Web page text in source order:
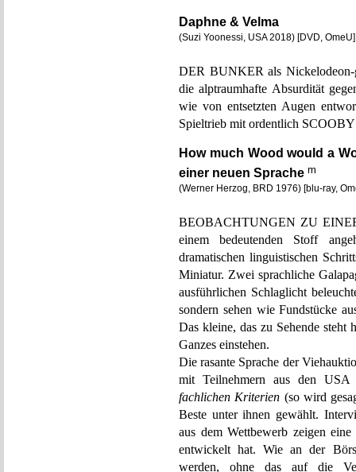
Daphne & Velma
(Suzi Yoonessi, USA 2018) [DVD, OmeU]
DER BUNKER als
die alptraumhafte Absurdität
wie von entsetzten Augen
Spieltrieb mit ordentlich
How much Wood would a
einer neuen Sprache m
(Werner Herzog, BRD 1976) [blu-ray,
BEOBACHTUNGEN ZU
einem bedeutenden Stoff
dramatischen linguistischen
Miniatur. Zwei sprachliche
ausführlichen Schlaglicht
sondern sehen wie Fundstücke
Das kleine, das zu Sehende steht
Ganzes einstehen.
Die rasante Sprache der
mit Teilnehmern aus den
fachlichen Kriterien (so wird
Beste unter ihnen gewählt.
aus dem Wettbewerb zeigen
entwickelt hat. Wie an der
werden, ohne das auf die